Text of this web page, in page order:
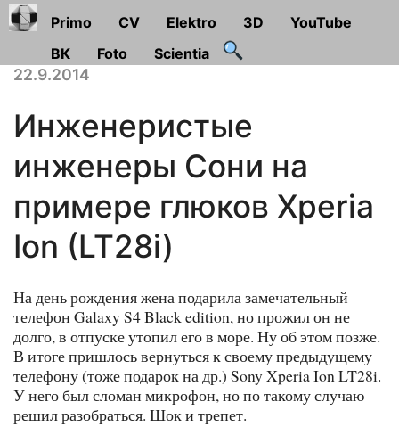
Primo CV Elektro 3D
YouTube
ВК
Foto Scientia
22.9.2014
Инженеристые
инженеры Сони на
примере глюков Xperia
Ion (LT28i)
На день рождения жена подарила замечательный
телефон Galaxy S4 Black edition, но прожил он не
долго, в отпуске утопил его в море. Ну об этом позже.
В итоге пришлось вернуться к своему предыдущему
телефону (тоже подарок на др.) Sony Xperia Ion LT28i.
У него был сломан микрофон, но по такому случаю
решил разобраться. Шок и трепет.